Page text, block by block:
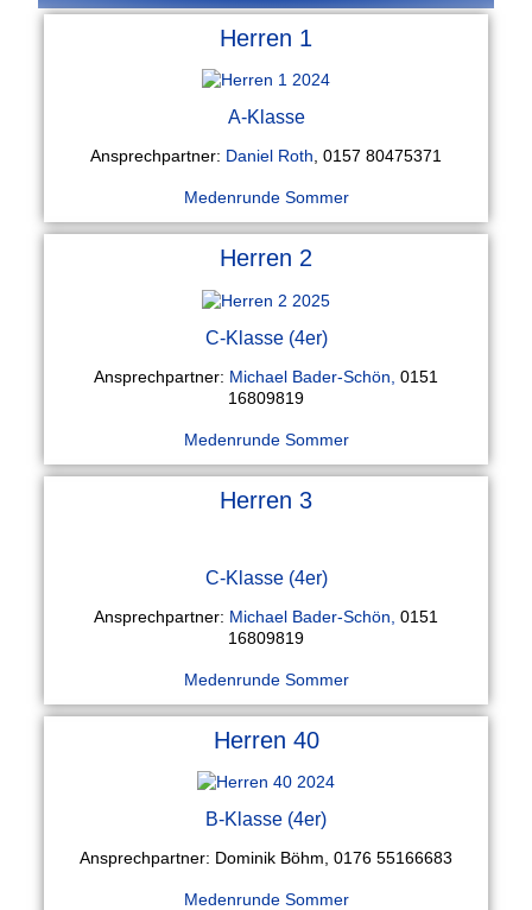
Herren 1
A-Klasse
Ansprechpartner: Daniel Roth, 0157 80475371
Medenrunde Sommer
Herren 2
C-Klasse (4er)
Ansprechpartner: Michael Bader-Schön, 0151
16809819
Medenrunde Sommer
Herren 3
C-Klasse (4er)
Ansprechpartner: Michael Bader-Schön, 0151
16809819
Medenrunde Sommer
Herren 40
B-Klasse (4er)
Ansprechpartner: Dominik Böhm, 0176 55166683
Medenrunde Sommer